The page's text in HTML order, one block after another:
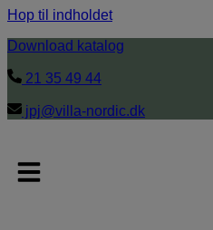
Hop til indholdet
Download katalog
21 35 49 44
jpj@villa-nordic.dk